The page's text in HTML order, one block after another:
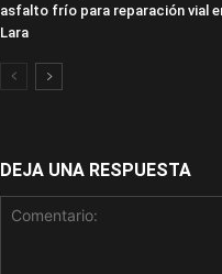
asfalto frío para reparación vial
Lara
DEJA UNA RESPUESTA